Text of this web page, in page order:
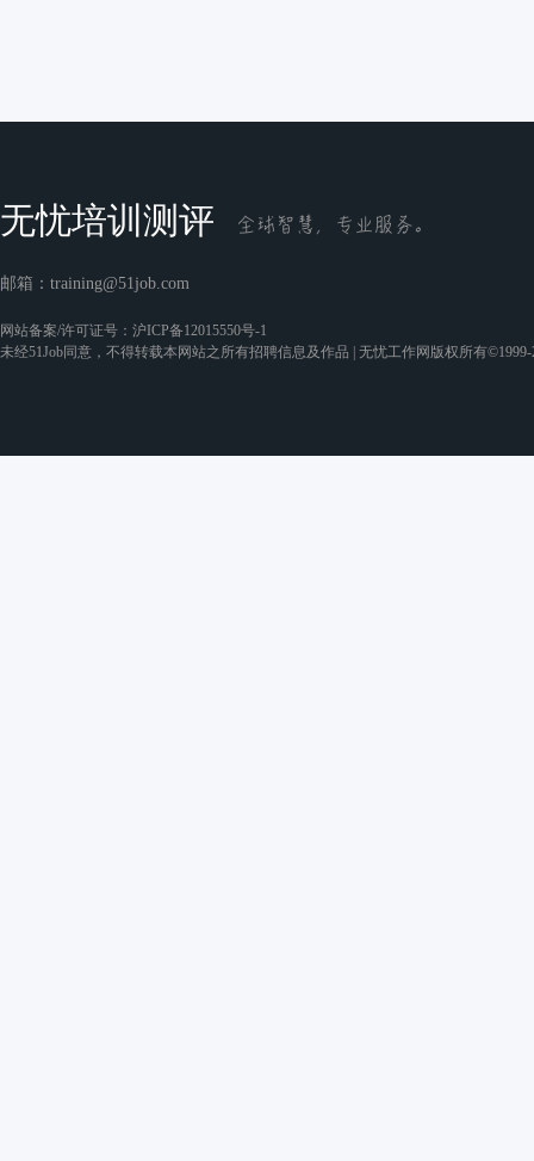
无忧培训测评
邮箱： training@51job.com
网站备案/许可证号： 沪ICP备12015550号-1
未经51Job同意，不得转载本网站之所有招聘信息及作品 | 无忧工作网版权所有©1999-